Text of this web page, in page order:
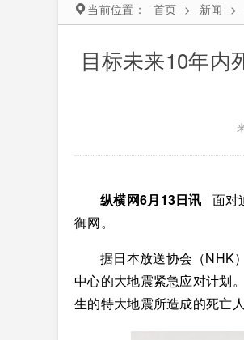
当前位置： 首页 > 新闻 >
目标未来10年内
纵横网6月13日讯
面对
御网。
据日本放送协会（NHK
中心的大地震紧急应对计划
生的特大地震所造成的死亡